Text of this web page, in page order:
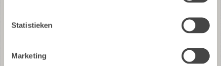
Statistieken
Marketing